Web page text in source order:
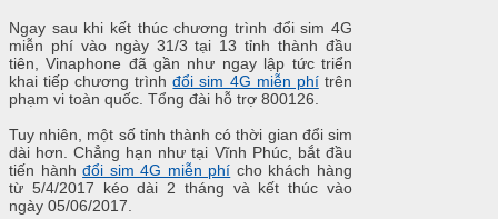
Ngay sau khi kết thúc chương trình đổi sim 4G
miễn phí vào ngày 31/3 tại 13 tỉnh thành đầu
tiên, Vinaphone đã gần như ngay lập tức triển
khai tiếp chương trìnhđổi sim 4G miễn phítrên
phạm vi toàn quốc. Tổng đài hỗ trợ 800126.
Tuy nhiên, một số tỉnh thành có thời gian đổi sim
dài hơn. Chẳng hạn như tại Vĩnh Phúc, bắt đầu
tiến hànhđổi sim 4G miễn phí cho khách hàng
từ 5/4/2017 kéo dài 2 tháng và kết thúc vào
ngày 05/06/2017.